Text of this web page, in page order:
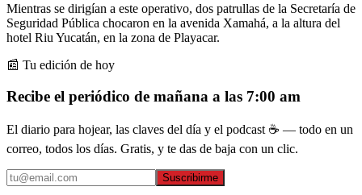
Mientras se dirigían a este operativo, dos patrullas de la Secretaría de
Seguridad Pública chocaron en la avenida Xamahá, a la altura del
hotel Riu Yucatán, en la zona de Playacar.
📰 Tu edición de hoy
Recibe el periódico de mañana a las 7:00 am
El diario para hojear, las claves del día y el podcast ☕ — todo en un
correo, todos los días. Gratis, y te das de baja con un clic.
Suscribirme